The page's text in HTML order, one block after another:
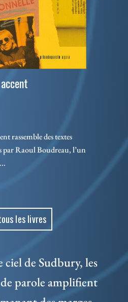
rassemble des textes
par Raoul Boudreau, l’un
les livres
ciel de Sudbury, les
parole amplifient